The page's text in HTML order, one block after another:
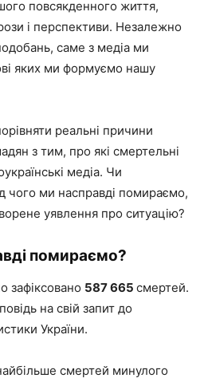
повсякденного життя,
і перспективи. Незалежно
саме з медіа ми
яких ми формуємо нашу
реальні причини
з тим, про які смертельні
медіа. Чи
чого ми насправді помираємо,
уявлення про ситуацію?
помираємо?
зафіксовано 587 665 смертей.
на свій запит до
України.
смертей минулого